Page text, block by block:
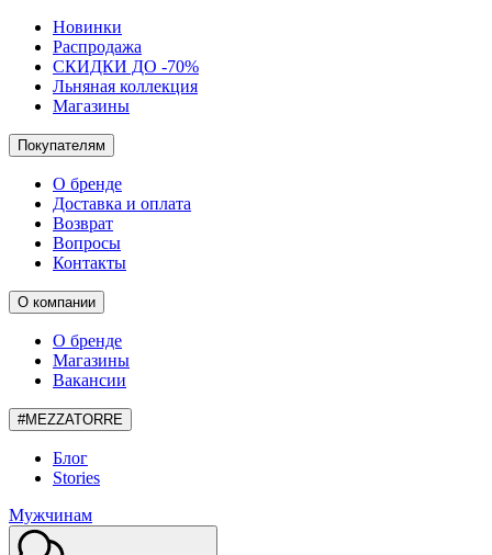
Новинки
Распродажа
СКИДКИ ДО -70%
Льняная коллекция
Магазины
Покупателям
О бренде
Доставка и оплата
Возврат
Вопросы
Контакты
О компании
О бренде
Магазины
Вакансии
#MEZZATORRE
Блог
Stories
Мужчинам